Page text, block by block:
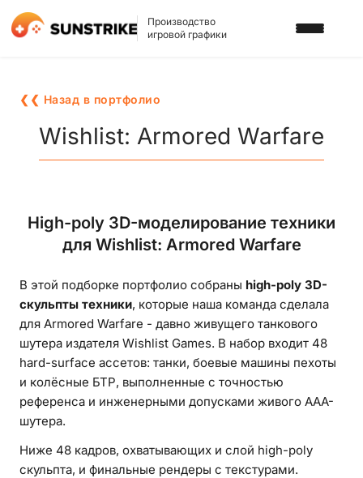
Производство
игровой графики
3D АРТ ДЛЯ ИГР
2D АРТ ДЛЯ ИГР
3D ПЕРСОНАЖИ
2D ПЕРСОНАЖИ
ИГРОВАЯ РЕКЛАМА
ФОНЫ И ЛОКАЦИИ
ИГРОВОЙ АРТ С ИИ
ПОРТФОЛИО
КАРЬЕРА
НАПИСАТЬ НАМ
❮❮ Назад в портфолио
Wishlist: Armored Warfare
High-poly 3D-моделирование техники
для Wishlist: Armored Warfare
В этой подборке портфолио собраны high-poly 3D-
скульпты техники, которые наша команда сделала
для Armored Warfare - давно живущего танкового
шутера издателя Wishlist Games. В набор входит 48
hard-surface ассетов: танки, боевые машины пехоты
и колёсные БТР, выполненные с точностью
референса и инженерными допусками живого AAA-
шутера.
Ниже 48 кадров, охватывающих и слой high-poly
скульпта, и финальные рендеры с текстурами.